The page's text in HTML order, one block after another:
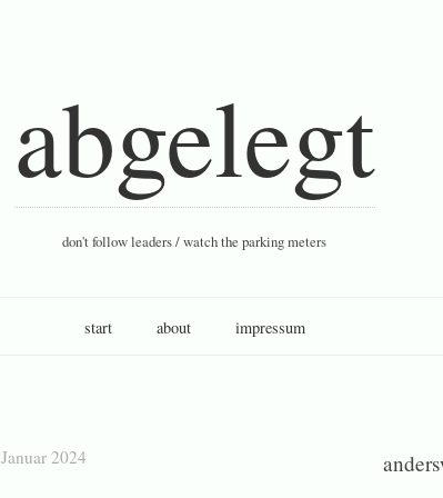
abgelegt
don't follow leaders / watch the parking meters
start about impressum
Januar 2024